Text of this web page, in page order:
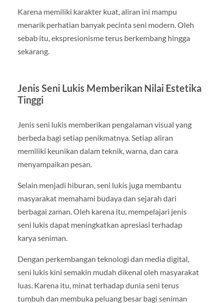
Karena memiliki karakter kuat, aliran ini mampu
menarik perhatian banyak pecinta seni modern. Oleh
sebab itu, ekspresionisme terus berkembang hingga
sekarang.
Jenis Seni Lukis Memberikan Nilai Estetika
Tinggi
Jenis seni lukis memberikan pengalaman visual yang
berbeda bagi setiap penikmatnya. Setiap aliran
memiliki keunikan dalam teknik, warna, dan cara
menyampaikan pesan.
Selain menjadi hiburan, seni lukis juga membantu
masyarakat memahami budaya dan sejarah dari
berbagai zaman. Oleh karena itu, mempelajari jenis
seni lukis dapat meningkatkan apresiasi terhadap
karya seniman.
Dengan perkembangan teknologi dan media digital,
seni lukis kini semakin mudah dikenal oleh masyarakat
luas. Karena itu, minat terhadap dunia seni terus
tumbuh dan membuka peluang besar bagi seniman